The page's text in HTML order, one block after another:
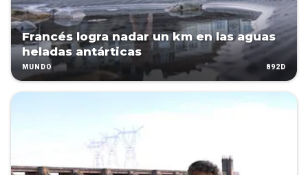
Francés logra nadar un km en las aguas
heladas antárticas
MUNDO 892D